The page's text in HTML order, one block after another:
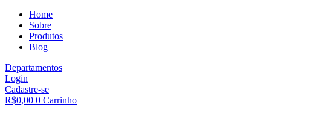
Home
Sobre
Produtos
Blog
Departamentos
Login
Cadastre-se
R$0,00 0 Carrinho